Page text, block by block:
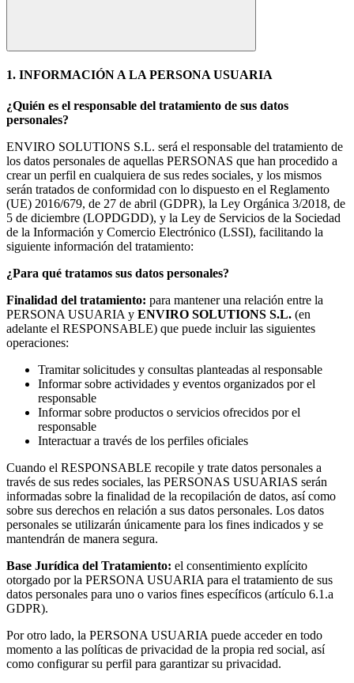
1. INFORMACIÓN A LA PERSONA USUARIA
¿Quién es el responsable del tratamiento de sus datos
personales?
ENVIRO SOLUTIONS S.L. será el responsable del tratamiento de
los datos personales de aquellas PERSONAS que han procedido a
crear un perfil en cualquiera de sus redes sociales, y los mismos
serán tratados de conformidad con lo dispuesto en el Reglamento
(UE) 2016/679, de 27 de abril (GDPR), la Ley Orgánica 3/2018, de
5 de diciembre (LOPDGDD), y la Ley de Servicios de la Sociedad
de la Información y Comercio Electrónico (LSSI), facilitando la
siguiente información del tratamiento:
¿Para qué tratamos sus datos personales?
Finalidad del tratamiento: para mantener una relación entre la
PERSONA USUARIA y ENVIRO SOLUTIONS S.L. (en
adelante el RESPONSABLE) que puede incluir las siguientes
operaciones:
Tramitar solicitudes y consultas planteadas al responsable
Informar sobre actividades y eventos organizados por el
responsable
Informar sobre productos o servicios ofrecidos por el
responsable
Interactuar a través de los perfiles oficiales
Cuando el RESPONSABLE recopile y trate datos personales a
través de sus redes sociales, las PERSONAS USUARIAS serán
informadas sobre la finalidad de la recopilación de datos, así como
sobre sus derechos en relación a sus datos personales. Los datos
personales se utilizarán únicamente para los fines indicados y se
mantendrán de manera segura.
Base Jurídica del Tratamiento: el consentimiento explícito
otorgado por la PERSONA USUARIA para el tratamiento de sus
datos personales para uno o varios fines específicos (artículo 6.1.a
GDPR).
Por otro lado, la PERSONA USUARIA puede acceder en todo
momento a las políticas de privacidad de la propia red social, así
como configurar su perfil para garantizar su privacidad.